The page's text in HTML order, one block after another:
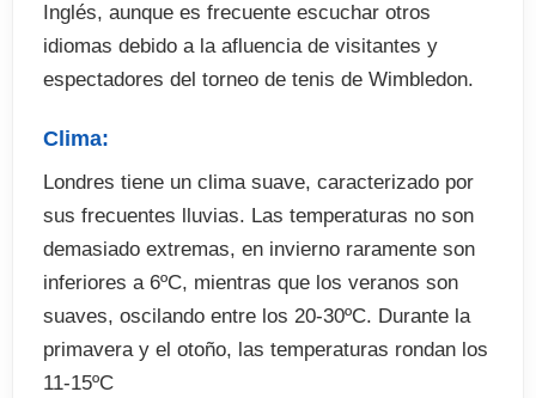
destino)
Inglés, aunque es frecuente escuchar otros
idiomas debido a la afluencia de visitantes y
espectadores del torneo de tenis de Wimbledon.
Clima:
Londres tiene un clima suave, caracterizado por
sus frecuentes lluvias. Las temperaturas no son
demasiado extremas, en invierno raramente son
inferiores a 6ºC, mientras que los veranos son
suaves, oscilando entre los 20-30ºC. Durante la
primavera y el otoño, las temperaturas rondan los
11-15ºC